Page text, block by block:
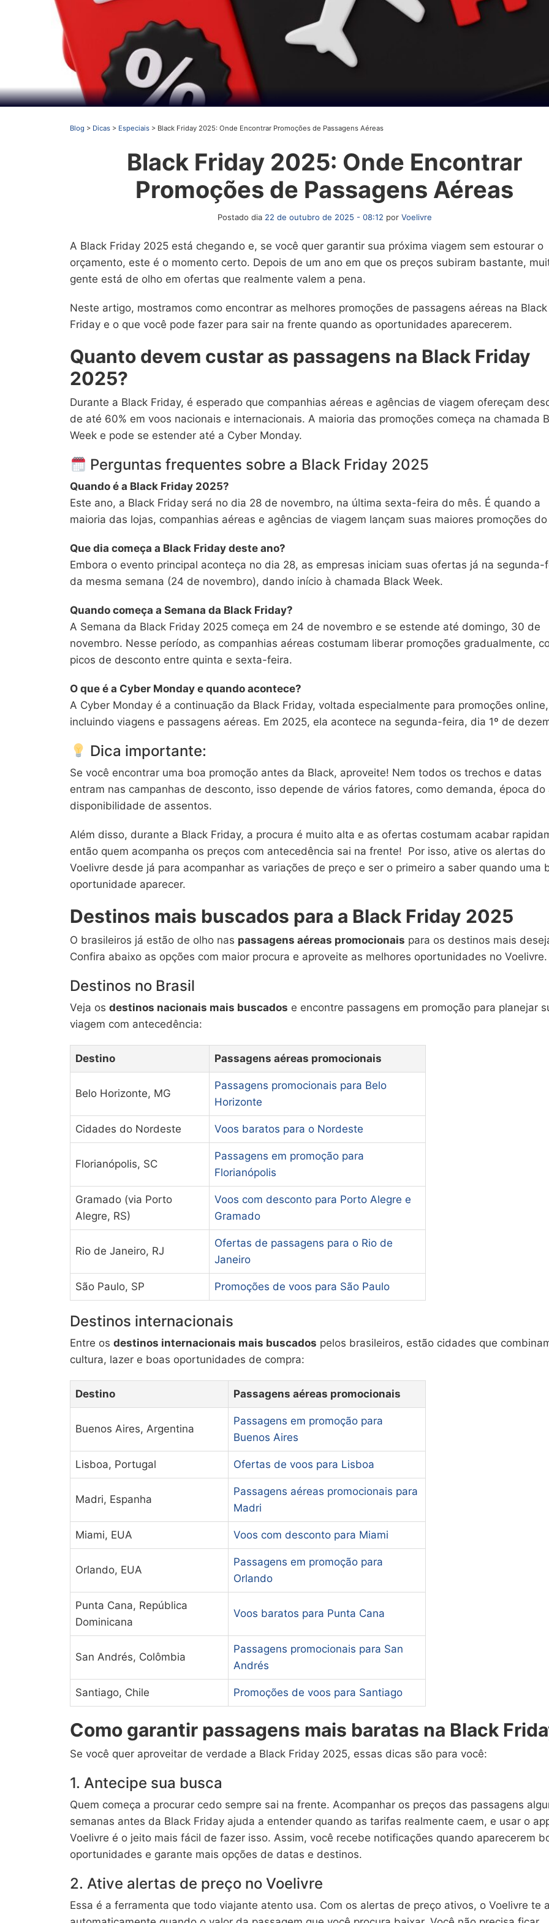
Blog > Dicas > Especiais > Black Friday 2025: Onde Encontrar Promoções de Passagens Aéreas
Black Friday 2025: Onde Encontrar
Promoções de Passagens Aéreas
Postado dia 22 de outubro de 2025 - 08:12 por Voelivre
A Black Friday 2025 está chegando e, se você quer garantir sua próxima viagem sem estourar o
orçamento, este é o momento certo. Depois de um ano em que os preços subiram bastante,
gente está de olho em ofertas que realmente valem a pena.
Neste artigo, mostramos como encontrar as melhores promoções de passagens aéreas na Black
Friday e o que você pode fazer para sair na frente quando as oportunidades aparecerem.
Quanto devem custar as passagens na Black Friday
2025?
Durante a Black Friday, é esperado que companhias aéreas e agências de viagem ofereçam
de até 60% em voos nacionais e internacionais. A maioria das promoções começa na chamada
Week e pode se estender até a Cyber Monday.
Perguntas frequentes sobre a Black Friday 2025
Quando é a Black Friday 2025?
Este ano, a Black Friday será no dia 28 de novembro, na última sexta-feira do mês. É quando a
maioria das lojas, companhias aéreas e agências de viagem lançam suas maiores promoções do
Que dia começa a Black Friday deste ano?
Embora o evento principal aconteça no dia 28, as empresas iniciam suas ofertas já na segunda-
da mesma semana (24 de novembro), dando início à chamada Black Week.
Quando começa a Semana da Black Friday?
A Semana da Black Friday 2025 começa em 24 de novembro e se estende até domingo, 30 de
novembro. Nesse período, as companhias aéreas costumam liberar promoções gradualmente,
picos de desconto entre quinta e sexta-feira.
O que é a Cyber Monday e quando acontece?
A Cyber Monday é a continuação da Black Friday, voltada especialmente para promoções online,
incluindo viagens e passagens aéreas. Em 2025, ela acontece na segunda-feira, dia 1º de
Dica importante:
Se você encontrar uma boa promoção antes da Black, aproveite! Nem todos os trechos e datas
entram nas campanhas de desconto, isso depende de vários fatores, como demanda, época do
disponibilidade de assentos.
Além disso, durante a Black Friday, a procura é muito alta e as ofertas costumam acabar
então quem acompanha os preços com antecedência sai na frente! Por isso, ative os alertas do
Voelivre desde já para acompanhar as variações de preço e ser o primeiro a saber quando uma
oportunidade aparecer.
Destinos mais buscados para a Black Friday 2025
O brasileiros já estão de olho nas passagens aéreas promocionais para os destinos mais
Confira abaixo as opções com maior procura e aproveite as melhores oportunidades no Voelivre.
Destinos no Brasil
Veja os destinos nacionais mais buscados e encontre passagens em promoção para planejar
viagem com antecedência:
Destino Passagens aéreas promocionais
Belo Horizonte, MG
Passagens promocionais para Belo
Horizonte
Cidades do Nordeste Voos baratos para o Nordeste
Florianópolis, SC
Passagens em promoção para
Florianópolis
Gramado (via Porto
Alegre, RS)
Voos com desconto para Porto Alegre e
Gramado
Rio de Janeiro, RJ
Ofertas de passagens para o Rio de
Janeiro
São Paulo, SP Promoções de voos para São Paulo
Destinos internacionais
Entre os destinos internacionais mais buscados pelos brasileiros, estão cidades que
cultura, lazer e boas oportunidades de compra:
Destino Passagens aéreas promocionais
Buenos Aires, Argentina
Passagens em promoção para
Buenos Aires
Lisboa, Portugal Ofertas de voos para Lisboa
Madri, Espanha
Passagens aéreas promocionais para
Madri
Miami, EUA Voos com desconto para Miami
Orlando, EUA
Passagens em promoção para
Orlando
Punta Cana, República
Dominicana
Voos baratos para Punta Cana
San Andrés, Colômbia
Passagens promocionais para San
Andrés
Santiago, Chile Promoções de voos para Santiago
Como garantir passagens mais baratas na Black
Se você quer aproveitar de verdade a Black Friday 2025, essas dicas são para você:
1. Antecipe sua busca
Quem começa a procurar cedo sempre sai na frente. Acompanhar os preços das passagens
semanas antes da Black Friday ajuda a entender quando as tarifas realmente caem, e usar o
Voelivre é o jeito mais fácil de fazer isso. Assim, você recebe notificações quando aparecerem
oportunidades e garante mais opções de datas e destinos.
2. Ative alertas de preço no Voelivre
Essa é a ferramenta que todo viajante atento usa. Com os alertas de preço ativos, o Voelivre te